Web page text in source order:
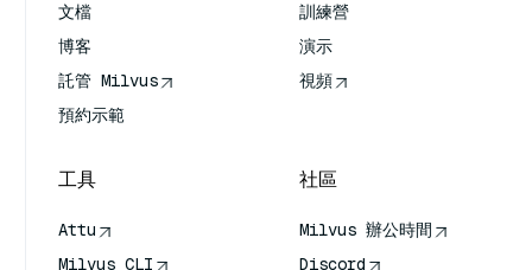
文檔
博客
託管 Milvus
預約示範
訓練營
演示
視頻
工具
Attu
Milvus CLI
社區
Milvus 辦公時間
Discord